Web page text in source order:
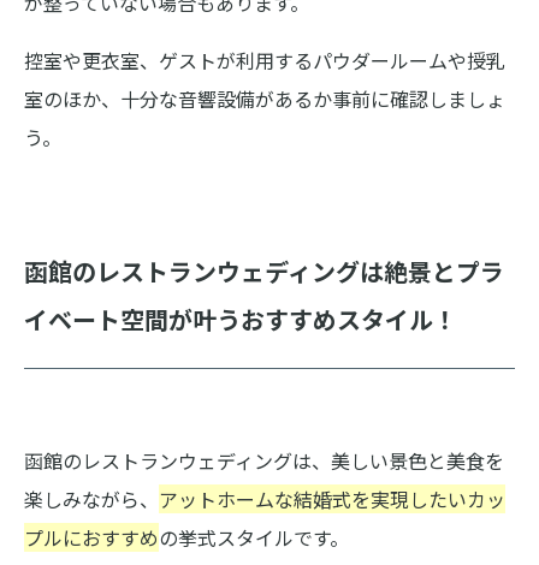
控室や更衣室、ゲストが利用するパウダールームや授乳
室のほか、十分な音響設備があるか事前に確認しましょ
う。
函館のレストランウェディングは絶景とプラ
イベート空間が叶うおすすめスタイル！
函館のレストランウェディングは、美しい景色と美食を
楽しみながら、 アットホームな結婚式を実現したいカッ
プルにおすすめの挙式スタイルです。